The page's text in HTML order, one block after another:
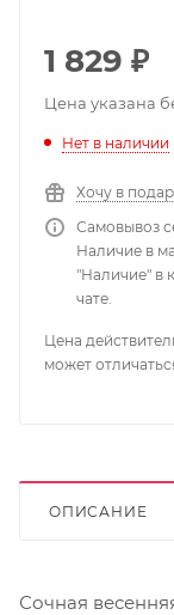
1 829 ₽
Цена указана
Нет в наличии
Хочу в
Самовывоз
Наличие в
"Наличие" в
чате.
Цена
может
ОПИСАНИЕ
Сочная